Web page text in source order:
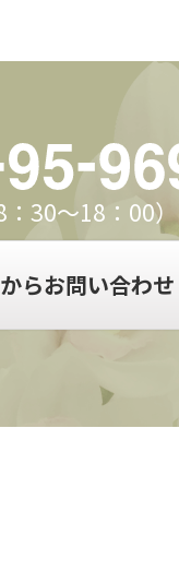
30～18：00）
らお問い合わせ